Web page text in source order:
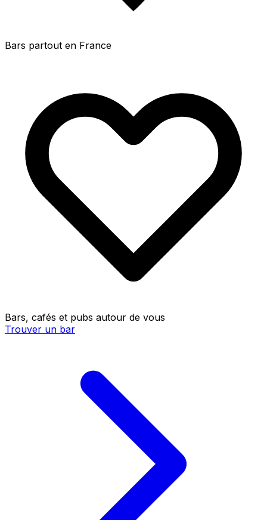
Bars partout en France
Bars, cafés et pubs autour de vous
Trouver un bar